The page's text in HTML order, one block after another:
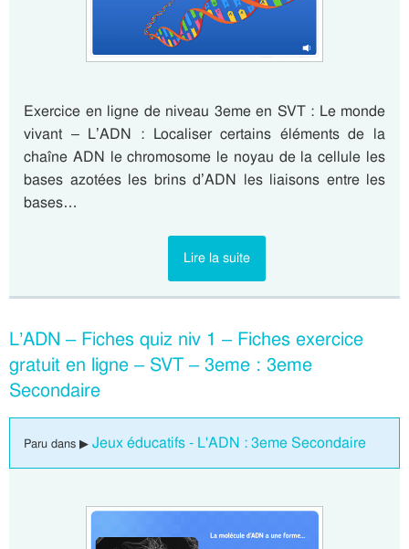
Exercice en ligne de niveau 3eme en SVT : Le monde
vivant – L’ADN : Localiser certains éléments de la
chaîne ADN le chromosome le noyau de la cellule les
bases azotées les brins d’ADN les liaisons entre les
bases…
Lire la suite
L’ADN – Fiches quiz niv 1 – Fiches exercice
gratuit en ligne – SVT – 3eme : 3eme
Secondaire
Paru dans ▶ Jeux éducatifs - L'ADN : 3eme Secondaire